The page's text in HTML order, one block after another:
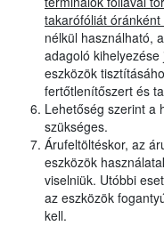
takarófóliát óránként
nélkül használható,
adagoló
eszközök
fertőtlenítőszert és
Lehetőség szerint a
szükséges.
Árufeltöltéskor, az
eszközök
viselniük. Utóbbi
az eszközök
kell.